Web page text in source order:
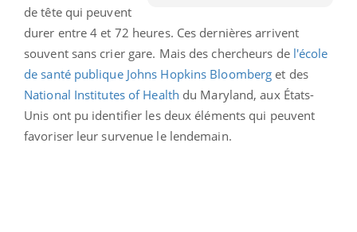
de tête qui peuvent
durer entre 4 et 72 heures. Ces dernières arrivent
souvent sans crier gare. Mais des chercheurs de l'école
de santé publique Johns Hopkins Bloomberg et des
National Institutes of Health du Maryland, aux États-
Unis ont pu identifier les deux éléments qui peuvent
favoriser leur survenue le lendemain.